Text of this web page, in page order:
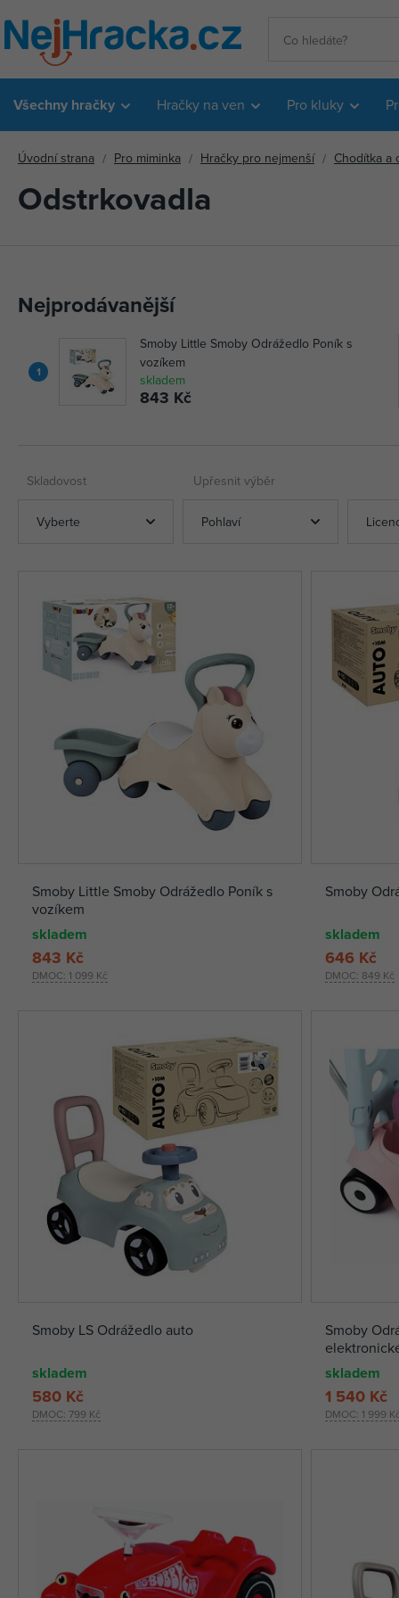
Všechny hračky Hračky na ven Pro kluky
Úvodní strana Pro miminka Hračky pro nejmenší Chodítka a
Odstrkovadla
Nejprodávanější
1
Smoby Little Smoby Odrážedlo Poník s
vozíkem
skladem
843 Kč
Skladovost Upřesnit výběr
Vyberte Pohlaví
Smoby Little Smoby Odrážedlo Poník s
vozíkem
skladem
DMOC: 1 099 Kč
843 Kč
Smoby
skladem
DMOC: 849 Kč
646 Kč
Smoby LS Odrážedlo auto
skladem
DMOC: 799 Kč
580 Kč
Smoby
skladem
DMOC: 1 999 Kč
1 540 Kč